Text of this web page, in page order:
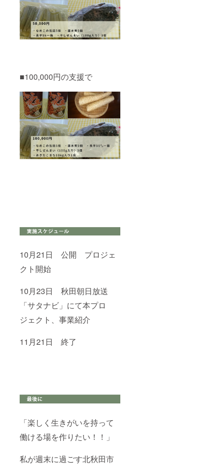
■100,000円の支援で
10月21日 公開 プロジェ
クト開始
10月23日 秋田朝日放送
「サタナビ」にて本プロ
ジェクト、事業紹介
11月21日 終了
「楽しく生きがいを持って
働ける場を作りたい！！」
私が週末に過ごす北秋田市